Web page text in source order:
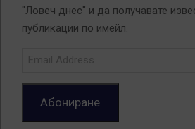
"Ловеч днес" и да получавате
публикации по имейл.
Абониране